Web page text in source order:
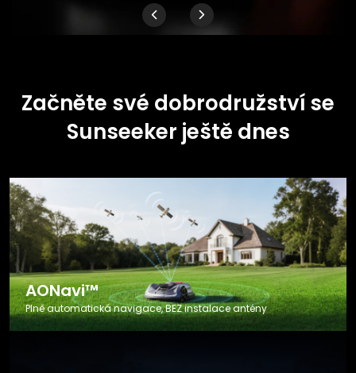
Začněte své dobrodružství se
Sunseeker ještě dnes
AONavi™
Plně automatická navigace, BEZ instalace antény